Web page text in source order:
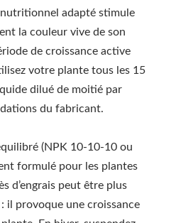
adapté stimule
la couleur vive de son
de croissance active
votre plante tous les 15
dilué de moitié par
du fabricant.
(NPK 10-10-10 ou
formulé pour les plantes
d’engrais peut être plus
il provoque une croissance